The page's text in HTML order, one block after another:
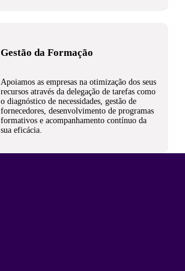
Gestão da Formação
Apoiamos as empresas na otimização dos seus
recursos através da delegação de tarefas como
o diagnóstico de necessidades, gestão de
fornecedores, desenvolvimento de programas
formativos e acompanhamento contínuo da
sua eficácia.